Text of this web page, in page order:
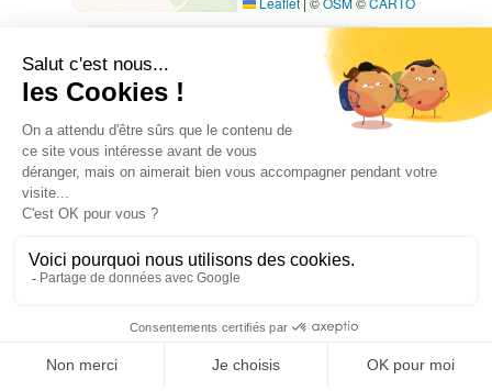
3 carrer del Mitg, 66300 CASTELNOU